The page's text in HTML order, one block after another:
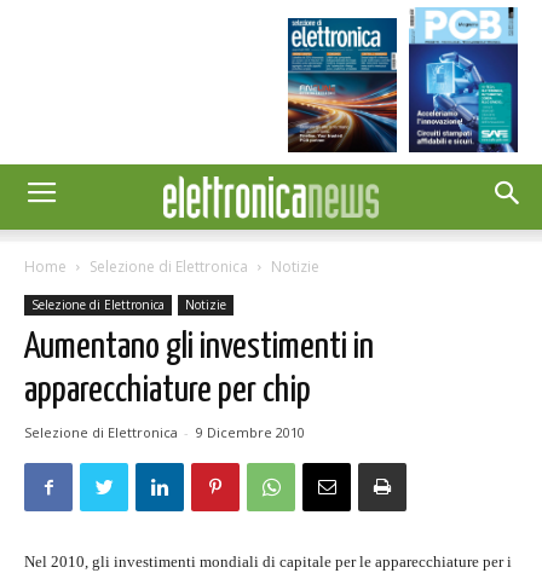
Home Selezione di Elettronica Notizie
Selezione di Elettronica Notizie
Aumentano gli investimenti in
apparecchiature per chip
Selezione di Elettronica - 9 Dicembre 2010
Nel 2010, gli investimenti mondiali di capitale per le apparecchiature per i